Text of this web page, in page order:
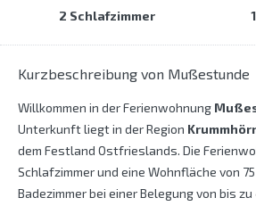
2 Schlafzimmer
Kurzbeschreibung von Mußestunde
Willkommen in der Ferienwohnung
Unterkunft liegt in der Region
dem Festland Ostfrieslands. Die
Schlafzimmer und eine Wohnfläche von 75
Badezimmer bei einer Belegung von bis